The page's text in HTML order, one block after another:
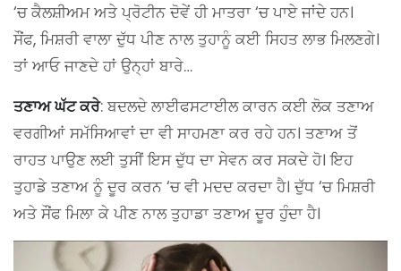
‘ਚ ਕੈਲਸ਼ੀਅਮ ਅਤੇ ਪ੍ਰੋਟੀਨ ਦੋਵੇਂ ਹੀ ਮਾਤਰਾ ‘ਚ ਪਾਏ ਜਾਂਦੇ ਹਨ।
ਸੌਂਫ, ਮਿਸ਼ਰੀ ਵਾਲਾ ਦੁੱਧ ਪੀਣ ਨਾਲ ਤੁਹਾਨੂੰ ਕਈ ਸਿਹਤ ਲਾਭ ਮਿਲਣਗੇ।
ਤਾਂ ਆਓ ਜਾਣਦੇ ਹਾਂ ਉਨ੍ਹਾਂ ਬਾਰੇ…
ਤਣਾਅ ਘੱਟ ਕਰੇ: ਬਦਲਦੇ ਲਾਈਫਸਟਾਈਲ ਕਾਰਨ ਕਈ ਲੋਕ ਤਣਾਅ
ਵਰਗੀਆਂ ਸਮੱਸਿਆਵਾਂ ਦਾ ਵੀ ਸਾਹਮਣਾ ਕਰ ਰਹੇ ਹਨ। ਤਣਾਅ ਤੋਂ
ਰਾਹਤ ਪਾਉਣ ਲਈ ਤੁਸੀਂ ਇਸ ਦੁੱਧ ਦਾ ਸੇਵਨ ਕਰ ਸਕਦੇ ਹੋ। ਇਹ
ਤੁਹਾਡੇ ਤਣਾਅ ਨੂੰ ਦੂਰ ਕਰਨ ‘ਚ ਵੀ ਮਦਦ ਕਰਦਾ ਹੈ। ਦੁੱਧ ‘ਚ ਮਿਸ਼ਰੀ
ਅਤੇ ਸੌਂਫ ਮਿਲਾ ਕੇ ਪੀਣ ਨਾਲ ਤੁਹਾਡਾ ਤਣਾਅ ਦੂਰ ਹੁੰਦਾ ਹੈ।